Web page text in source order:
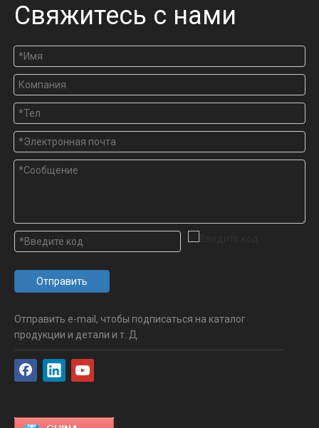
Свяжитесь с нами
Отправить
Отправить e-mail, чтобы подписаться на каталог
продукции и детали и т. Д.